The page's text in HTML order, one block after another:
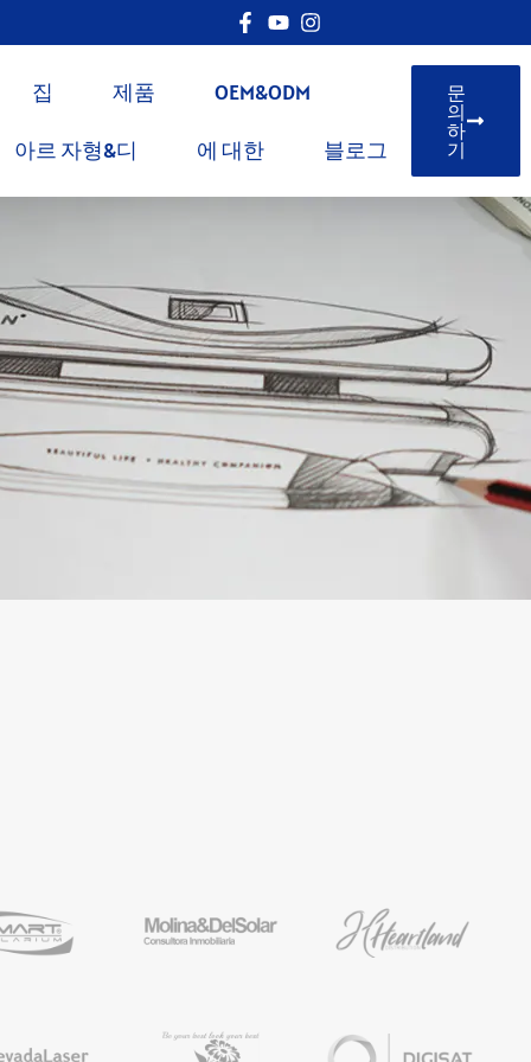
집 제품 OEM&ODM
아르 자형&디 에 대한 블로그
문
의
하
기